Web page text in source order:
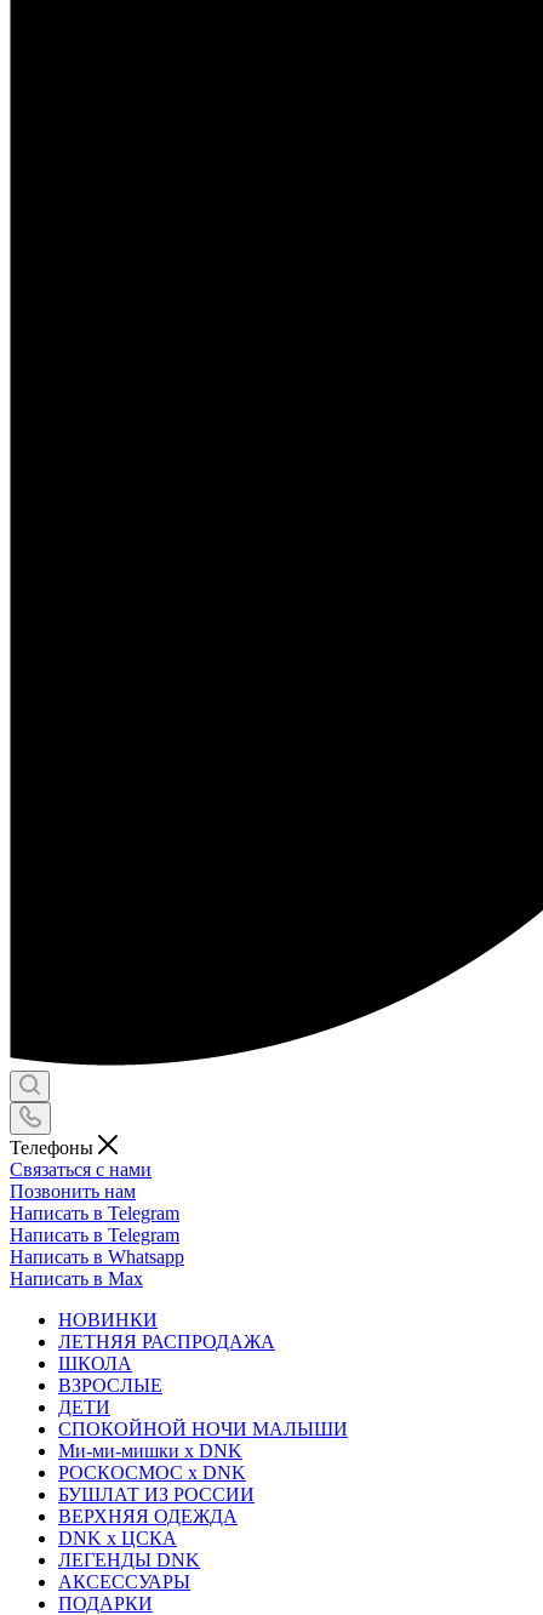
Телефоны
Связаться с нами
Позвонить нам
Написать в Telegram
Написать в Telegram
Написать в Whatsapp
Написать в Max
НОВИНКИ
ЛЕТНЯЯ РАСПРОДАЖА
ШКОЛА
ВЗРОСЛЫЕ
ДЕТИ
СПОКОЙНОЙ НОЧИ МАЛЫШИ
Ми-ми-мишки x DNK
РОСКОСМОС x DNK
БУШЛАТ ИЗ РОССИИ
ВЕРХНЯЯ ОДЕЖДА
DNK x ЦСКА
ЛЕГЕНДЫ DNK
АКСЕССУАРЫ
ПОДАРКИ